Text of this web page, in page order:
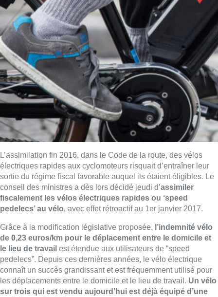
L’assimilation fin 2016, dans le Code de la route, des vélos
électriques rapides aux cyclomoteurs risquait d’entraîner leur
sortie du régime fiscal favorable auquel ils étaient éligibles. Le
conseil des ministres a dès lors décidé jeudi d’assimiler
fiscalement les vélos électriques rapides ou ‘speed
pedelecs’ au vélo, avec effet rétroactif au 1er janvier 2017.
Grâce à la modification législative proposée, l’indemnité vélo
de 0,23 euros/km pour le déplacement entre le domicile et
le lieu de travail est étendue aux utilisateurs de “speed
pedelecs”. Depuis ces dernières années, le vélo électrique
connaît un succès grandissant et est fréquemment utilisé pour
les déplacements entre le domicile et le lieu de travail. Un vélo
sur trois qui est vendu aujourd’hui est déjà équipé d’une